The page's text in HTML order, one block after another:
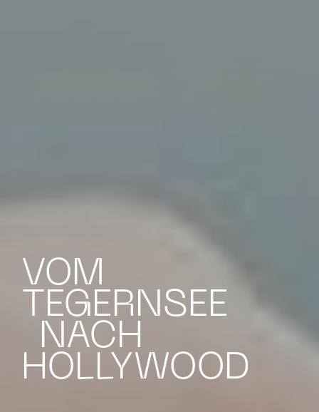
VOM
TEGERNSEE
NACH
HOLLYWOOD